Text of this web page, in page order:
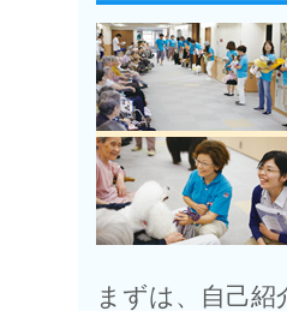
まずは、自己